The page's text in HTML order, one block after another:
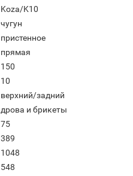
Koza/K10
чугун
пристенное
прямая
150
10
верхний/задний
дрова и брикеты
75
389
1048
548